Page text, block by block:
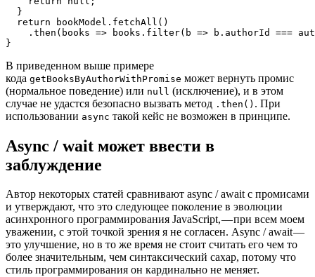
  }
  return bookModel.fetchAll()
.then(books => books.filter(b => b.authorId ===
}
В приведенном выше примере
кода getBooksByAuthorWithPromise может вернуть промис
(нормальное поведение) или null (исключение), и в этом
случае не удастся безопасно вызвать метод .then() . При
использовании async такой кейс не возможен в принципе.
Async / wait может ввести в
заблуждение
Автор некоторых статей сравнивают async / await с промисами
и утверждают, что это следующее поколение в эволюции
асинхронного программирования JavaScript, — при всем моем
уважении, с этой точкой зрения я не согласен. Async / await —
это улучшение, но в то же время не стоит считать его чем то
более значительным, чем синтаксический сахар, потому что
стиль программирования он кардинально не меняет.